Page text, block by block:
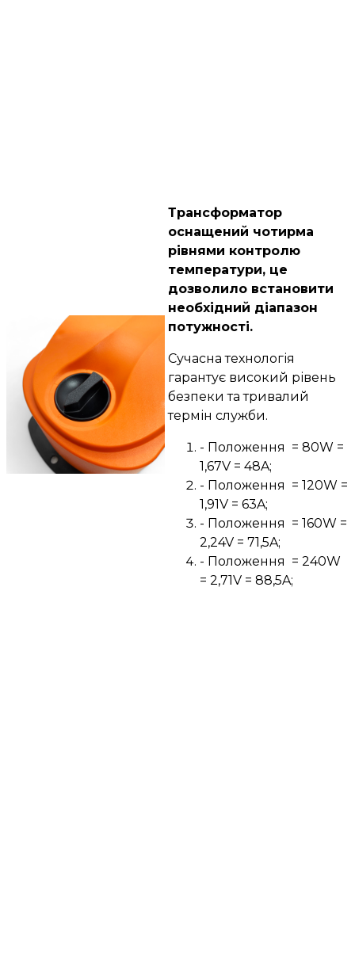
Трансформатор
оснащений чотирма
рівнями контролю
температури, це
дозволило встановити
необхідний діапазон
потужності.
Сучасна технологія
гарантує високий рівень
безпеки та тривалий
термін служби.
- Положення = 80W =
1,67V = 48A;
- Положення = 120W =
1,91V = 63A;
- Положення = 160W =
2,24V = 71,5A;
- Положення = 240W
= 2,71V = 88,5A;